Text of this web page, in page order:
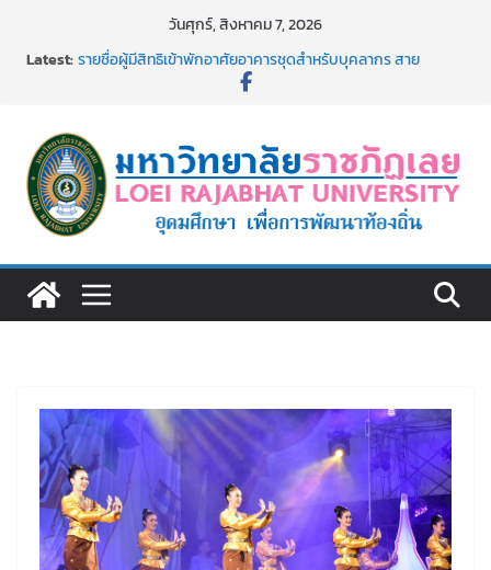
วันศุกร์, สิงหาคม 7, 2026
Latest:รายชื่อผู้มีสิทธิเข้าพักอาศัยอาคารชุดสำหรับบุคลากร สาย
สนับสนุน สังกัดมหาวิทยาลัยราชภัฏเลย ครั้งที่ 2/2569
๑,๙๗๒ ชุด โดยวิธีเฉพาะเจาะจง
ม.ราชภัฏเลย จัดกิจกรรมจิตอาสาบำเพ็ญสาธารณประโยชน์ และ
บำเพ็ญสาธารณกุศล 69
รายชื่อผู้ผ่านการสอบแข่งขันเพื่อเป็นลูกจ้างชั่วคราว (รายวัน)
สังกัดมหาวิทยาลัยราชภัฏเลย ด้วยเงินนอกงบประมาณ ประเภท